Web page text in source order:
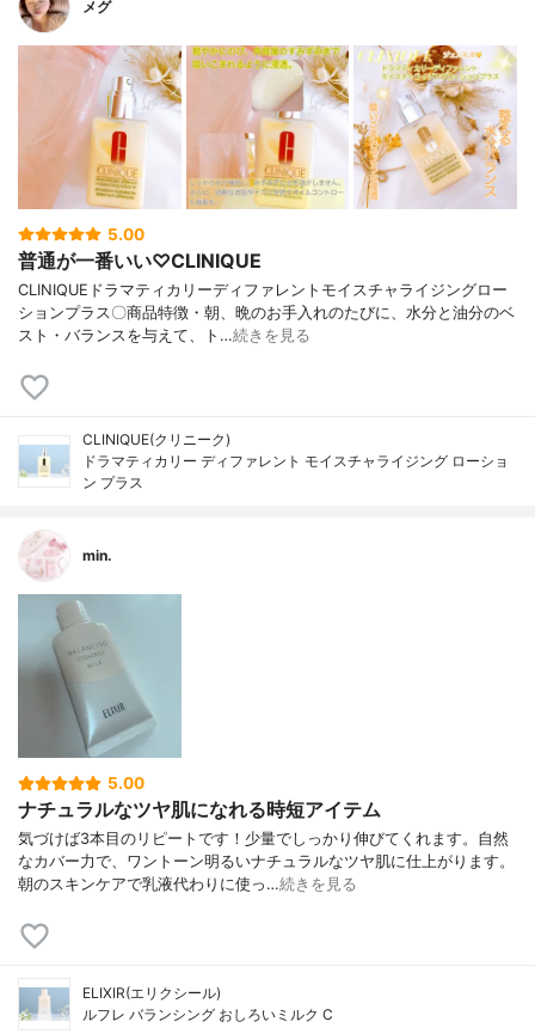
メグ
5.00
普通が一番いい♡CLINIQUE
CLINIQUEドラマティカリーディファレントモイスチャライジングロー
ションプラス〇商品特徴・朝、晩のお手入れのたびに、水分と油分のベ
スト・バランスを与えて、ト…続きを見る
CLINIQUE(クリニーク)
ドラマティカリー ディファレント モイスチャライジング ローショ
ン プラス
min.
5.00
ナチュラルなツヤ肌になれる時短アイテム
気づけば3本目のリピートです！少量でしっかり伸びてくれます。自然
なカバー力で、ワントーン明るいナチュラルなツヤ肌に仕上がります。
朝のスキンケアで乳液代わりに使っ…続きを見る
ELIXIR(エリクシール)
ルフレ バランシング おしろいミルク C